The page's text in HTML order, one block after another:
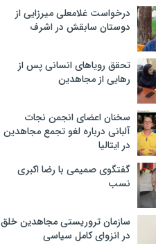
درخواست غلامعلی میرزایی از
دوستان سابقش در اشرف
تحقق رویاهای انسانی پس از
رهایی از مجاهدین
سخنان اعضای انجمن نجات
آلبانی درباره لغو تجمع مجاهدین
در ایتالیا
گفتگوی صمیمی با رضا اکبری
نسب
سازمان تروریستی مجاهدین خلق
در انزوای کامل سیاسی